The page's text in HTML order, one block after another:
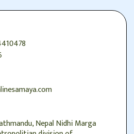
Nepal Nidhi Marga